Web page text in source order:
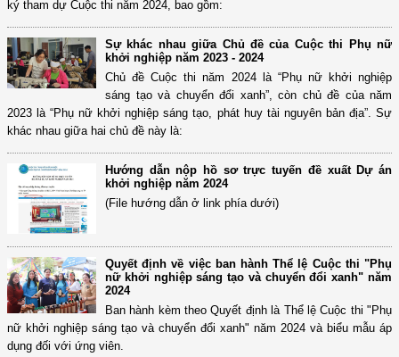
ký tham dự Cuộc thi năm 2024, bao gồm:
Sự khác nhau giữa Chủ đề của Cuộc thi Phụ nữ
khởi nghiệp năm 2023 - 2024
Chủ đề Cuộc thi năm 2024 là “Phụ nữ khởi nghiệp
sáng tạo và chuyển đổi xanh”, còn chủ đề của năm
2023 là “Phụ nữ khởi nghiệp sáng tạo, phát huy tài nguyên bản địa”. Sự
khác nhau giữa hai chủ đề này là:
Hướng dẫn nộp hồ sơ trực tuyến đề xuất Dự án
khởi nghiệp năm 2024
(File hướng dẫn ở link phía dưới)
Quyết định về việc ban hành Thể lệ Cuộc thi "Phụ
nữ khởi nghiệp sáng tạo và chuyển đổi xanh" năm
2024
Ban hành kèm theo Quyết định là Thể lệ Cuộc thi "Phụ
nữ khởi nghiệp sáng tạo và chuyển đổi xanh" năm 2024 và biểu mẫu áp
dụng đối với ứng viên.